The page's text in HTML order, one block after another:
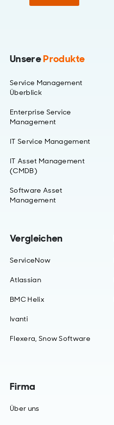
UnsereProdukte
Service Management
Überblick
Enterprise Service
Management
IT Service Management
IT Asset Management
(CMDB)
Software Asset
Management
Vergleichen
ServiceNow
Atlassian
BMC Helix
Ivanti
Flexera, Snow Software
Firma
Über uns